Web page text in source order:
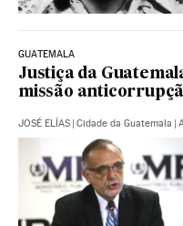
GUATEMALA
Justiça da
missão
JOSÉ ELÍAS | Cidade da Guatemala |